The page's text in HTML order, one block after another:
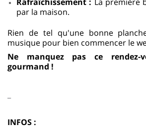
par la maison.
Rien de tel qu'une bonne
musique pour bien commencer le
Ne manquez pas ce rendez-
gourmand !
INFOS :